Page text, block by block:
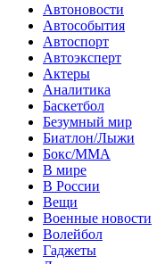
Автоновости
Автособытия
Автоспорт
Автоэксперт
Актеры
Аналитика
Баскетбол
Безумный мир
Биатлон/Лыжи
Бокс/MMA
В мире
В России
Вещи
Военные новости
Волейбол
Гаджеты